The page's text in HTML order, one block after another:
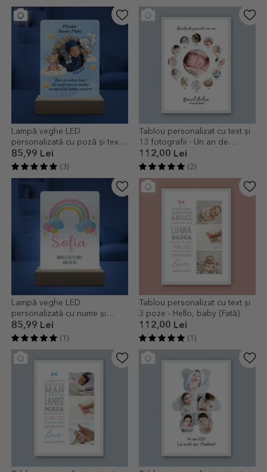
Lampă veghe LED
personalizată cu poză și text -
Baby Boy
85,99 Lei
(3)
Tablou personalizat cu text și
13 fotografii - Un an de
fericire
112,00 Lei
(2)
Lampă veghe LED
personalizată cu nume și
mesaj - Curcubeu
85,99 Lei
(1)
Tablou personalizat cu text și
3 poze - Hello, baby (Fată)
112,00 Lei
(1)